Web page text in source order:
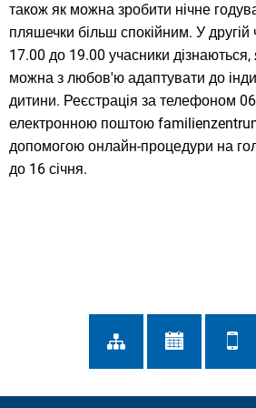
також як можна зробити нічне
пляшечки більш спокійним. У другій
17.00 до 19.00 учасники
можна з любов'ю адаптувати до
дитини. Реєстрація за телефоном
електронною поштою
допомогою онлайн-процедури на
до 16 січня.